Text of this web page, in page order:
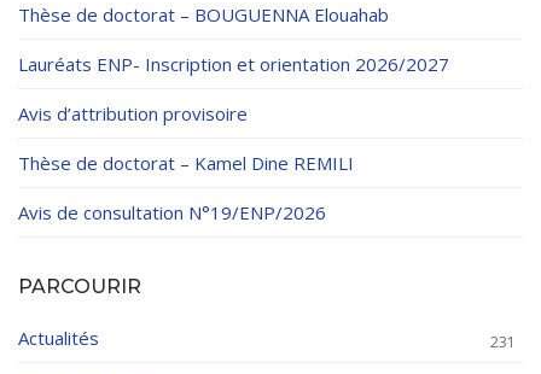
Diplômes
Imprimés des œuvres Sociales
Imprimes de post graduation
Charte de Déontologie et D’éthique Universitaires
Thèse de doctorat – BOUGUENNA Elouahab
Lauréats ENP- Inscription et orientation 2026/2027
Avis d’attribution provisoire
Thèse de doctorat – Kamel Dine REMILI
Avis de consultation N°19/ENP/2026
PARCOURIR
Actualités 231